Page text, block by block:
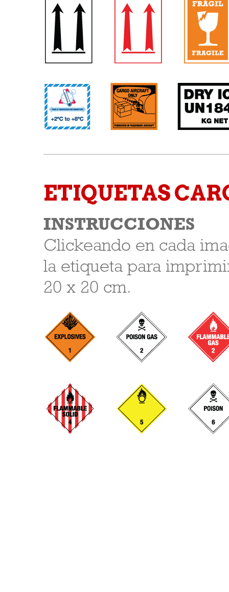
ETIQUETAS
INSTRUCCIONES
Clickeando en cada
la etiqueta para
20 x 20 cm.